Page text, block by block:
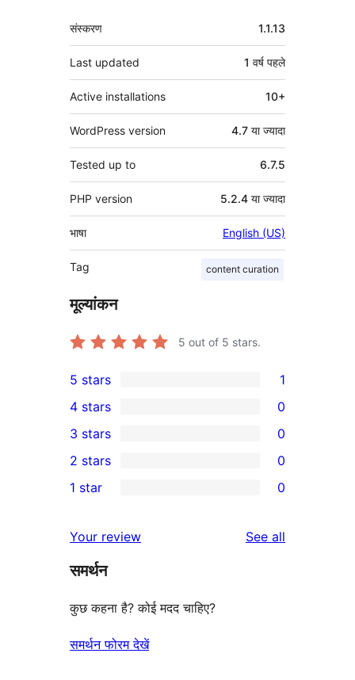
मेटा
संस्करण 1.1.13
Last updated 1 वर्ष पहले
Active installations 10+
WordPress version 4.7 या ज्यादा
Tested up to 6.7.5
PHP version 5.2.4 या ज्यादा
भाषा English (US)
Tag content curation
मूल्यांकन
5 out of 5 stars.
1
5-
star
review
5 stars 1
4-
star
reviews
4 stars 0
0
3-
star
3 stars 0
2-
reviews
2 stars 0
star
reviews
1 star 0
Your review See all
समर्थन
कुछ कहना है? कोई मदद चाहिए?
समर्थन फोरम देखें